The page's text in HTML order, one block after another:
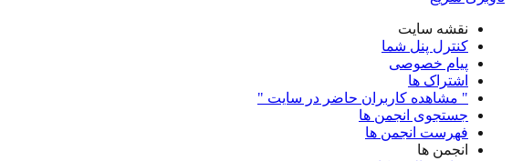
نقشه سایت
کنترل پنل شما
پیام خصوصی
اشتراک ها
" مشاهده کاربران حاضر در سایت "
جستجوی انجمن ها
فهرست انجمن ها
انجمن ها